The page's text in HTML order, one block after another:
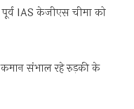
IAS केजीएस चीमा को
कमान संभाल रहे रुड़की के